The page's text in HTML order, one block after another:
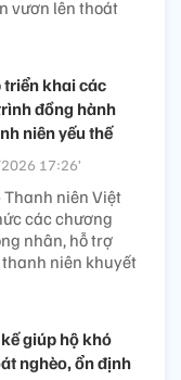
vươn lên thoát
triển khai các
đồng hành
niên yếu thế
17:26’
Thanh niên Việt
các chương
nhân, hỗ trợ
niên khuyết
giúp hộ khó
nghèo, ổn định